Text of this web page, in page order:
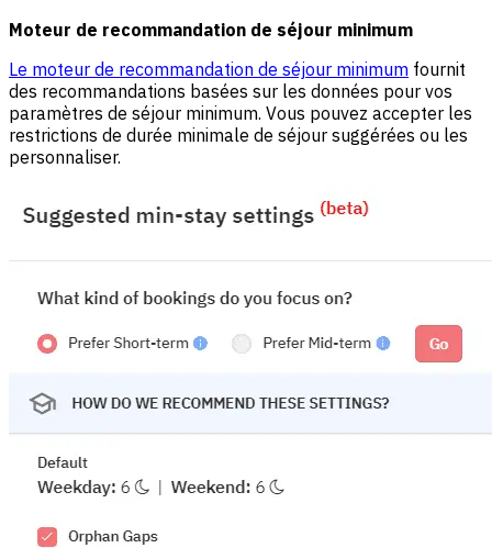
Moteur de recommandation de séjour minimum
Le moteur de recommandation de séjour minimum fournit
des recommandations basées sur les données pour vos
paramètres de séjour minimum. Vous pouvez accepter les
restrictions de durée minimale de séjour suggérées ou les
personnaliser.